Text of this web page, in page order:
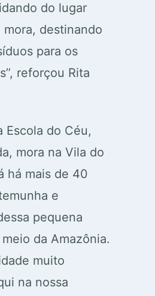
do lugar
destinando
para os
reforçou Rita
Escola do Céu,
mora na Vila do
há mais de 40
e
pequena
da Amazônia.
muito
na nossa